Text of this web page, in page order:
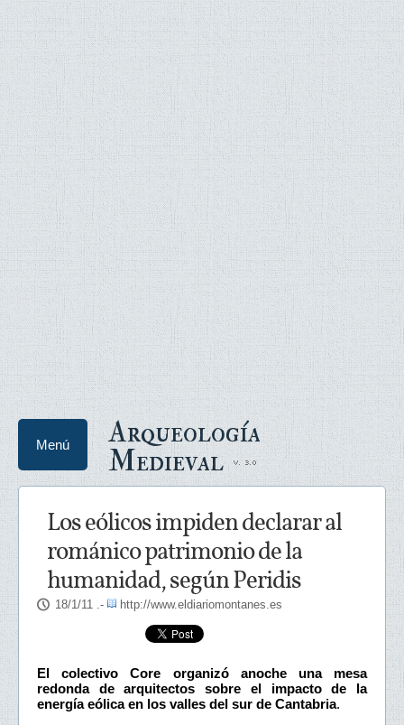
Arqueología
Medieval
Menú
Los eólicos impiden declarar al
románico patrimonio de la
humanidad, según Peridis
18/1/11 .- http://www.eldiariomontanes.es
El colectivo Core organizó anoche una mesa
redonda de arquitectos sobre el impacto de la
energía eólica en los valles del sur de Cantabria.